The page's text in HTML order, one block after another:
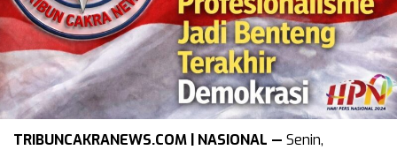
TRIBUNCAKRANEWS.COM | NASIONAL — Senin,